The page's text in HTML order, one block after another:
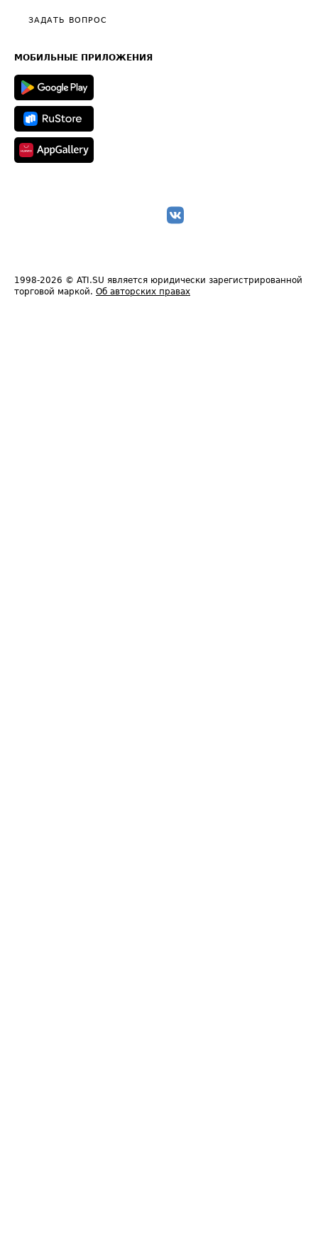
Общие положения
Полезное по перевозкам
Техническая информация
ЗАДАТЬ ВОПРОС
МОБИЛЬНЫЕ ПРИЛОЖЕНИЯ
1998-2026 © ATI.SU является юридически зарегистрированной
торговой маркой. Об авторских правах